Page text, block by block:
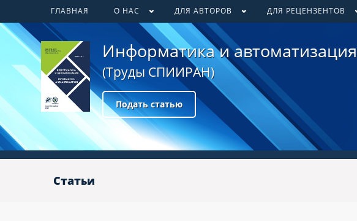
ГЛАВНАЯ О НАС ДЛЯ АВТОРОВ ДЛЯ РЕЦЕНЗЕНТОВ
Информатика и автоматизация
(Труды СПИИРАН)
Подать статью
Статьи